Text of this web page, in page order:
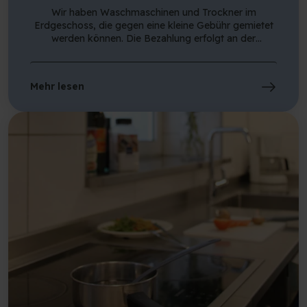
Wir haben Waschmaschinen und Trockner im
Erdgeschoss, die gegen eine kleine Gebühr gemietet
werden können. Die Bezahlung erfolgt an der
Mehr lesen